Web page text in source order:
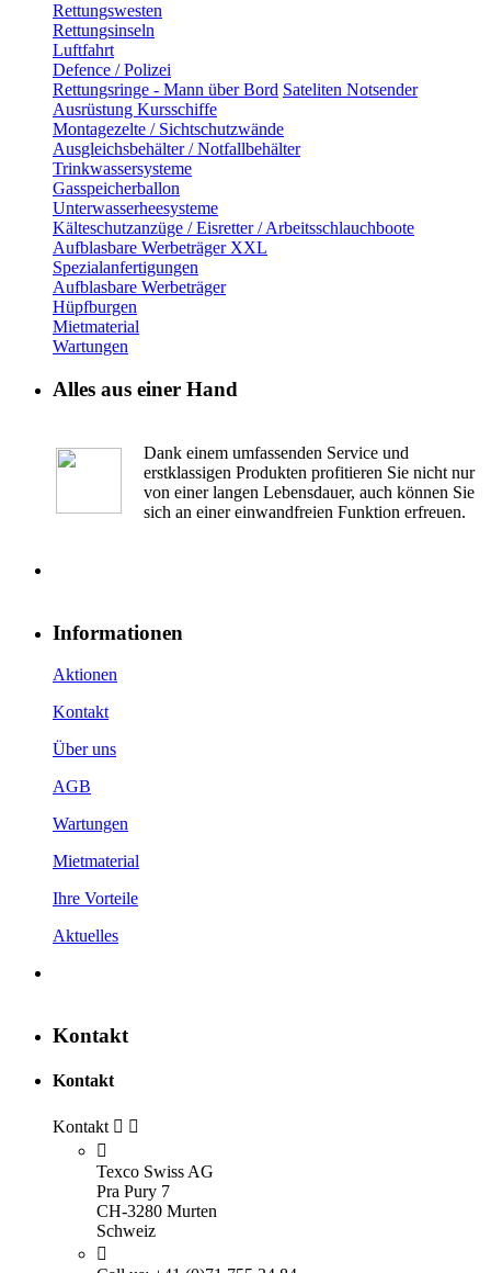
Rettungswesten
Rettungsinseln
Luftfahrt
Defence / Polizei
Rettungsringe - Mann über Bord Sateliten Notsender
Ausrüstung Kursschiffe
Montagezelte / Sichtschutzwände
Ausgleichsbehälter / Notfallbehälter
Trinkwassersysteme
Gasspeicherballon
Unterwasserheesysteme
Kälteschutzanzüge / Eisretter / Arbeitsschlauchboote
Aufblasbare Werbeträger XXL
Spezialanfertigungen
Aufblasbare Werbeträger
Hüpfburgen
Mietmaterial
Wartungen
Alles aus einer Hand
Dank einem umfassenden Service und
erstklassigen Produkten profitieren Sie nicht nur
von einer langen Lebensdauer, auch können Sie
sich an einer einwandfreien Funktion erfreuen.
Informationen
Aktionen
Kontakt
Über uns
AGB
Wartungen
Mietmaterial
Ihre Vorteile
Aktuelles
Kontakt
Kontakt
Kontakt  

Texco Swiss AG
Pra Pury 7
CH-3280 Murten
Schweiz
